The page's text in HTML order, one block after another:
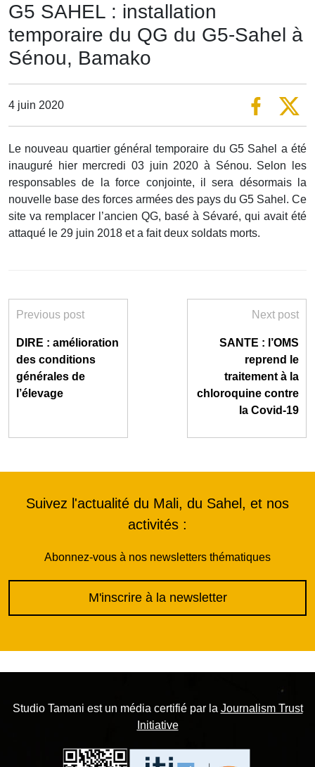
G5 SAHEL : installation
temporaire du QG du G5-Sahel à
Sénou, Bamako
4 juin 2020
Le nouveau quartier général temporaire du G5 Sahel a été
inauguré hier mercredi 03 juin 2020 à Sénou. Selon les
responsables de la force conjointe, il sera désormais la
nouvelle base des forces armées des pays du G5 Sahel. Ce
site va remplacer l’ancien QG, basé à Sévaré, qui avait été
attaqué le 29 juin 2018 et a fait deux soldats morts.
Previous post
DIRE : amélioration
des conditions
générales de
l’élevage
Next post
SANTE : l’OMS
reprend le
traitement à la
chloroquine contre
la Covid-19
Suivez l'actualité du Mali, du Sahel, et nos
activités :
Abonnez-vous à nos newsletters thématiques
M'inscrire à la newsletter
Studio Tamani est un média certifié par la Journalism Trust
Initiative